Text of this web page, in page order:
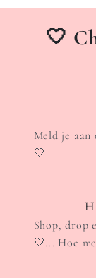
🤍
Meld je aan
🤍
Shop, drop
🤍... Hoe